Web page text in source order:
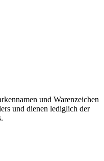
und Warenzeichen
und dienen lediglich der